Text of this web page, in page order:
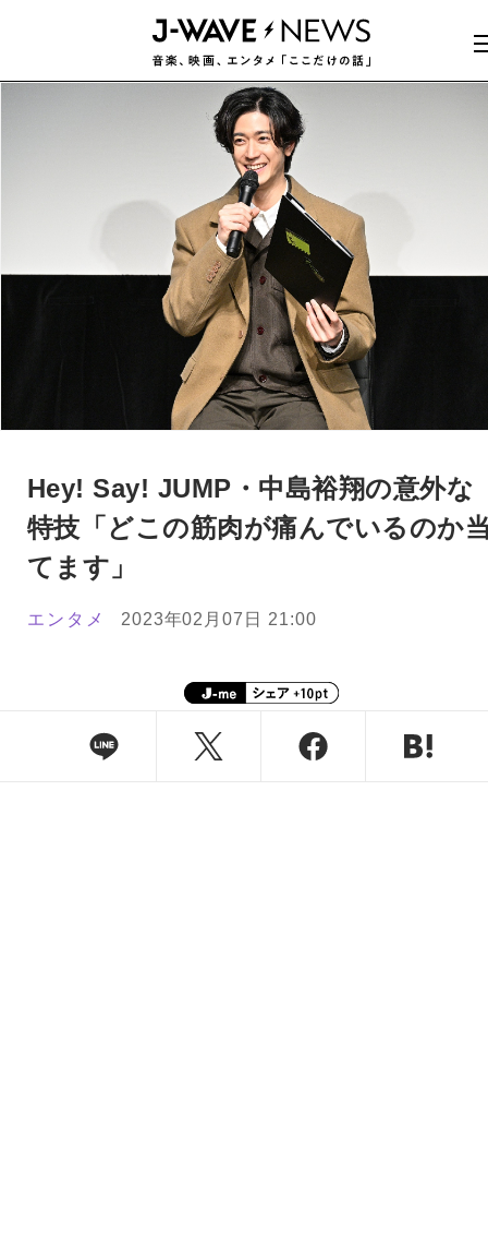
Hey! Say! JUMP・中島裕翔の意外な
特技「どこの筋肉が痛んでいるのか
てます」
エンタメ 2023年02月07日 21:00